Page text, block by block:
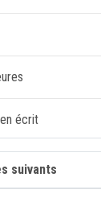
écrit
suivants